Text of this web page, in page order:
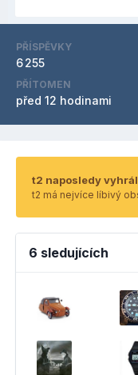
PŘÍSPĚVKY
6 255
PŘÍTOMEN
před 12 hodinami
t2 naposledy
t2 má nejvíce líbivý
6 sledujících